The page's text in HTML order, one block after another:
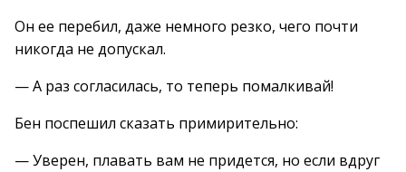
Он ее перебил, даже немного резко, чего почти
никогда не допускал.
— А раз согласилась, то теперь помалкивай!
Бен поспешил сказать примирительно:
— Уверен, плавать вам не придется, но если вдруг